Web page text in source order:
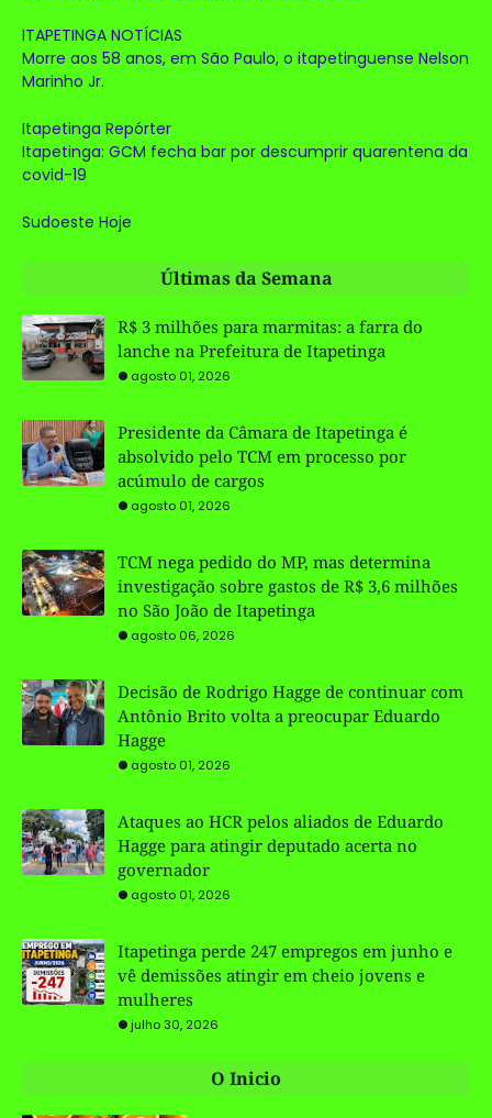
ITAPETINGA NOTÍCIAS
Morre aos 58 anos, em São Paulo, o itapetinguense Nelson
Marinho Jr.
Itapetinga Repórter
Itapetinga: GCM fecha bar por descumprir quarentena da
covid-19
Sudoeste Hoje
Últimas da Semana
R$ 3 milhões para marmitas: a farra do
lanche na Prefeitura de Itapetinga
agosto 01, 2026
Presidente da Câmara de Itapetinga é
absolvido pelo TCM em processo por
acúmulo de cargos
agosto 01, 2026
TCM nega pedido do MP, mas determina
investigação sobre gastos de R$ 3,6 milhões
no São João de Itapetinga
agosto 06, 2026
Decisão de Rodrigo Hagge de continuar com
Antônio Brito volta a preocupar Eduardo
Hagge
agosto 01, 2026
Ataques ao HCR pelos aliados de Eduardo
Hagge para atingir deputado acerta no
governador
agosto 01, 2026
Itapetinga perde 247 empregos em junho e
vê demissões atingir em cheio jovens e
mulheres
julho 30, 2026
O Inicio